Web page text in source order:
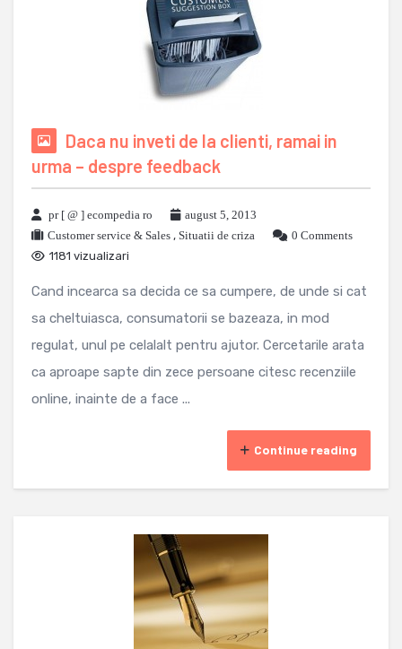
Daca nu inveti de la clienti, ramai in
urma – despre feedback
pr [ @ ] ecompedia ro
august 5, 2013
Customer service & Sales , Situatii de criza
0 Comments
1181 vizualizari
Cand incearca sa decida ce sa cumpere, de unde si cat
sa cheltuiasca, consumatorii se bazeaza, in mod
regulat, unul pe celalalt pentru ajutor. Cercetarile arata
ca aproape sapte din zece persoane citesc recenziile
online, inainte de a face ...
Continue reading